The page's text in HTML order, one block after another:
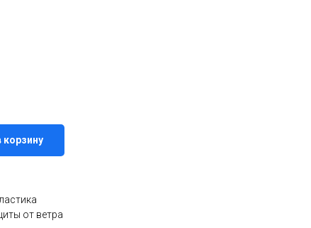
корзину
от ветра